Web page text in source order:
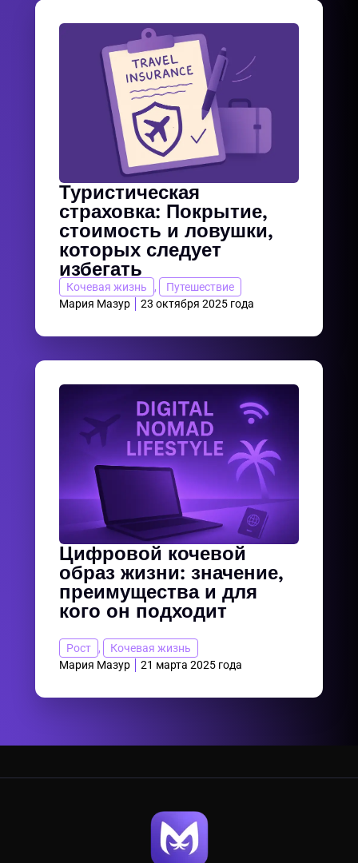
Туристическая
страховка: Покрытие,
стоимость и ловушки,
которых следует
избегать
Кочевая жизнь ,
Путешествие
Мария Мазур
23 октября 2025 года
Цифровой кочевой
образ жизни: значение,
преимущества и для
кого он подходит
Рост ,
Кочевая жизнь
Мария Мазур
21 марта 2025 года